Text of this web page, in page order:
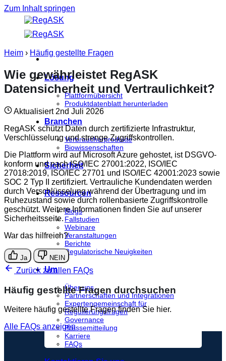
Zum Inhalt springen
Lösung
Plattformübersicht
Produktdatenblatt herunterladen
Branchen
Verbraucherprodukte
Biowissenschaften
Sicherheit
Ressourcen
Blogs
Fallstudien
Webinare
Veranstaltungen
Berichte
Regulatorische Neuigkeiten
Um
Über uns
Partnerschaften und Integrationen
Expertengemeinschaft für
Regulierungsfragen
Governance
Pressemitteilung
Karriere
FAQs
Heim › Häufig gestellte Fragen
Wie gewährleistet RegASK
Datensicherheit und Vertraulichkeit?
Aktualisiert 2nd Juli 2026
RegASK schützt Daten durch zertifizierte Infrastruktur,
Verschlüsselung und strenge Zugriffskontrollen.
Die Plattform wird auf Microsoft Azure gehostet, ist DSGVO-
konform und nach ISO/IEC 27001:2022, ISO/IEC
27018:2019, ISO/IEC 27701 und ISO/IEC 42001:2023 sowie
SOC 2 Typ II zertifiziert. Vertrauliche Kundendaten werden
durch Verschlüsselung während der Übertragung und im
Ruhezustand sowie durch rollenbasierte Zugriffskontrolle
geschützt. Weitere Informationen finden Sie auf unserer
Sicherheitsseite.
War das hilfreich?
Ja NEIN
Zurück zu allen FAQs
Häufig gestellte Fragen durchsuchen
Weitere häufig gestellte Fragen finden Sie hier.
Alle FAQs anzeigen